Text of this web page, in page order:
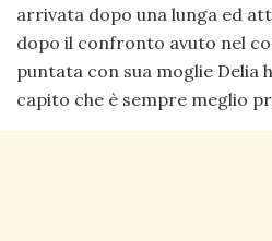
arrivata dopo una lunga ed
dopo il confronto avuto nel
puntata con sua moglie Delia
capito che è sempre meglio